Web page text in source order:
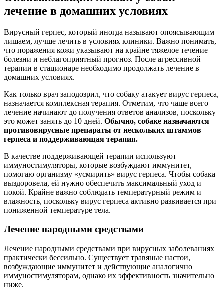
лечение в домашних условиях
Вирусный герпес, который иногда называют опоясывающим
лишаем, лучше лечить в условиях клиники. Важно понимать,
что поражения кожи указывают на крайне тяжелое течение
болезни и неблагоприятный прогноз. После агрессивной
терапии в стационаре необходимо продолжать лечение в
домашних условиях.
Как только врач заподозрил, что собаку атакует вирус герпеса,
назначается комплексная терапия. Отметим, что чаще всего
лечение начинают до получения ответов анализов, поскольку
это может занять до 10 дней. Обычно, собаке назначаются
противовирусные препараты от нескольких штаммов
герпеса и поддерживающая терапия.
В качестве поддерживающей терапии используют
иммуностимуляторы, которые возбуждают иммунитет,
помогаю организму «усмирить» вирус герпеса. Чтобы собака
выздоровела, ей нужно обеспечить максимальный уход и
покой. Крайне важно соблюдать температурный режим и
влажность, поскольку вирус герпеса активно развивается при
пониженной температуре тела.
Лечение народными средствами
Лечение народными средствами при вирусных заболеваниях
практически бессильно. Существует травяные настои,
возбуждающие иммунитет и действующие аналогично
иммуностимуляторам, однако их эффективность значительно
ниже.